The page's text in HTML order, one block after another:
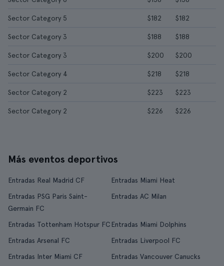
Sector Category 5 $182 $182
Sector Category 3 $188 $188
Sector Category 3 $200 $200
Sector Category 4 $218 $218
Sector Category 2 $223 $223
Sector Category 2 $226 $226
Más eventos deportivos
Entradas Real Madrid CF
Entradas Miami Heat
Entradas PSG Paris Saint-
Germain FC
Entradas AC Milan
Entradas Tottenham Hotspur FC Entradas Miami Dolphins
Entradas Arsenal FC
Entradas Liverpool FC
Entradas Inter Miami CF
Entradas Vancouver Canucks